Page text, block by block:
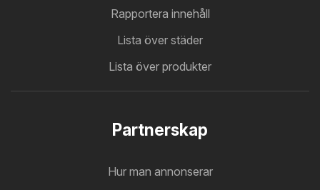
Rapportera innehåll
Lista över städer
Lista över produkter
Partnerskap
Hur man annonserar